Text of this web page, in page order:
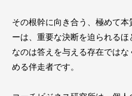
その根幹に向き合う、極めて
ーは、重要な決断を迫られる
なのは答えを与える存在では
める伴走者です。